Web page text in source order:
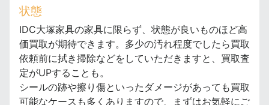
状態
IDC大塚家具の家具に限らず、状態が良いものほど高
価買取が期待できます。多少の汚れ程度でしたら買取
依頼前に拭き掃除などをしていただきますと、買取査
定がUPすることも。
シールの跡や擦り傷といったダメージがあっても買取
可能なケースも多くありますので、まずはお気軽にご